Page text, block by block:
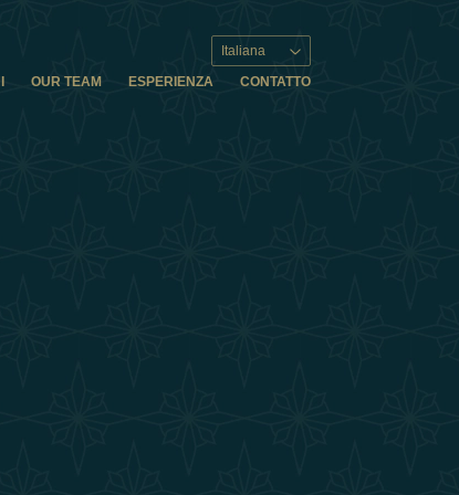
Italiana
OUR TEAM ESPERIENZA CONTATTO